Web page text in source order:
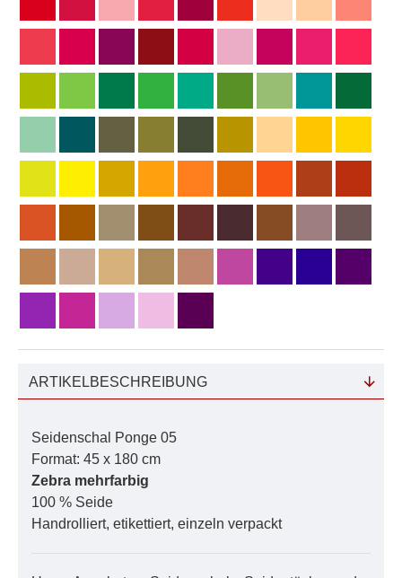
ARTIKELBESCHREIBUNG
Seidenschal Ponge 05
Format: 45 x 180 cm
Zebra mehrfarbig
100 % Seide
Handrolliert, etikettiert, einzeln verpackt